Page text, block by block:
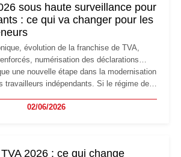
sous haute surveillance pour
: ce qui va changer pour les
évolution de la franchise de TVA,
numérisation des déclarations…
une nouvelle étape dans la modernisation
travailleurs indépendants. Si le régime de
devront s'adapter à un environnement
02/06/2026
2026 : ce qui change